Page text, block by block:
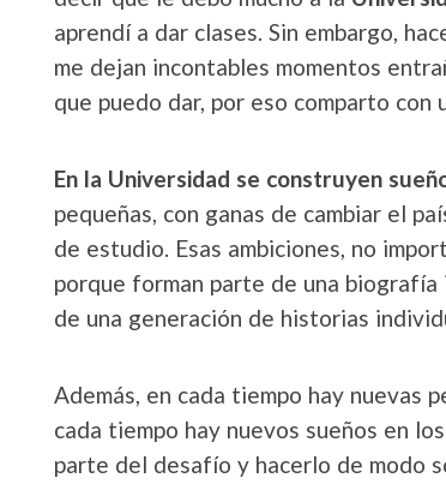
aprendí a dar clases. Sin embargo,
me dejan incontables momentos
que puedo dar, por eso comparto
En la Universidad se construyen
pequeñas, con ganas de cambiar el
de estudio. Esas ambiciones, no
porque forman parte de una
de una generación de historias
Además, en cada tiempo hay nuevas
cada tiempo hay nuevos sueños en
parte del desafío y hacerlo de modo